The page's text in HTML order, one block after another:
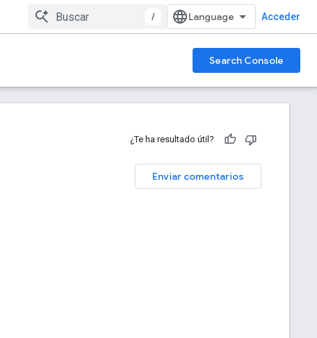
/ Acceder
Search Console
¿Te ha resultado útil?
Enviar comentarios